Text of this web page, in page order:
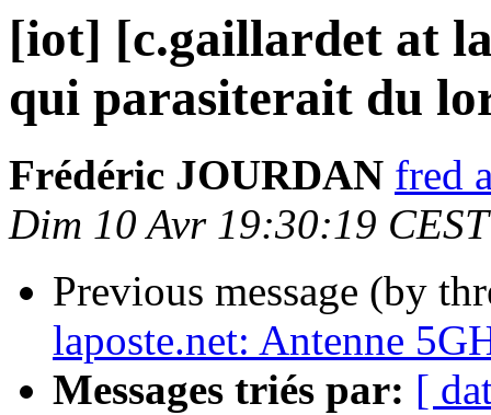
[iot] [c.gaillardet at
qui parasiterait du
Frédéric JOURDAN fred
Dim 10 Avr 19:30:19
Previous message (by
laposte.net: Antenne
Messages triés par: [